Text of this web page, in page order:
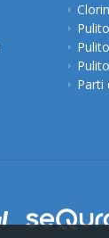
Parti